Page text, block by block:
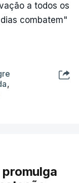
a todos os
combatem"
,